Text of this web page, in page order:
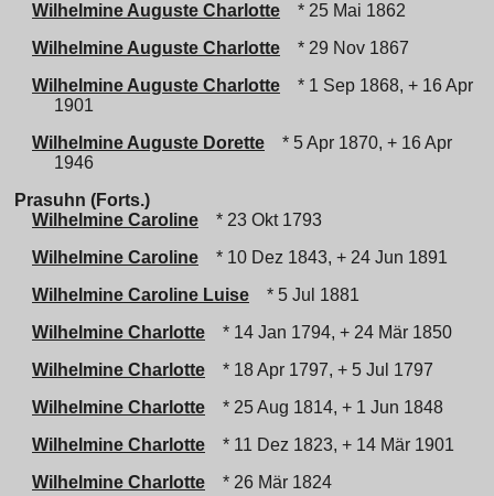
Wilhelmine Auguste Charlotte
* 25 Mai 1862
Wilhelmine Auguste Charlotte
* 29 Nov 1867
Wilhelmine Auguste Charlotte
* 1 Sep 1868, + 16 Apr
1901
Wilhelmine Auguste Dorette
* 5 Apr 1870, + 16 Apr
1946
Prasuhn (Forts.)
Wilhelmine Caroline
* 23 Okt 1793
Wilhelmine Caroline
* 10 Dez 1843, + 24 Jun 1891
Wilhelmine Caroline Luise
* 5 Jul 1881
Wilhelmine Charlotte
* 14 Jan 1794, + 24 Mär 1850
Wilhelmine Charlotte
* 18 Apr 1797, + 5 Jul 1797
Wilhelmine Charlotte
* 25 Aug 1814, + 1 Jun 1848
Wilhelmine Charlotte
* 11 Dez 1823, + 14 Mär 1901
Wilhelmine Charlotte
* 26 Mär 1824